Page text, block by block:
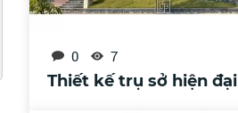
0 7
Thiết kế trụ sở hiện đại